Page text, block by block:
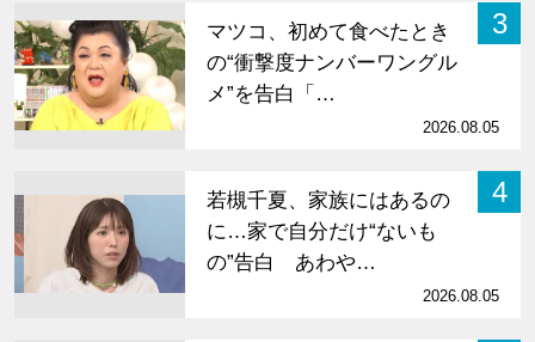
3
マツコ、初めて食べたとき
の“衝撃度ナンバーワングル
メ”を告白「…
2026.08.05
4
若槻千夏、家族にはあるの
に…家で自分だけ“ないも
の”告白 あわや…
2026.08.05